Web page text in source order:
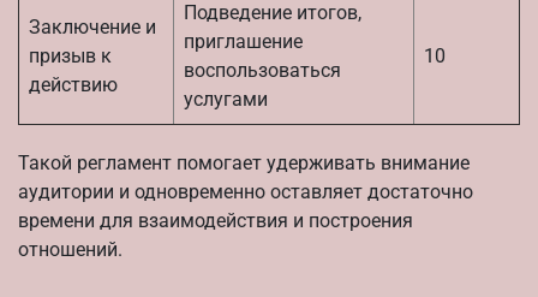
Заключение и
призыв к
действию
Подведение итогов,
приглашение
воспользоваться
услугами
10
Такой регламент помогает удерживать внимание
аудитории и одновременно оставляет достаточно
времени для взаимодействия и построения
отношений.